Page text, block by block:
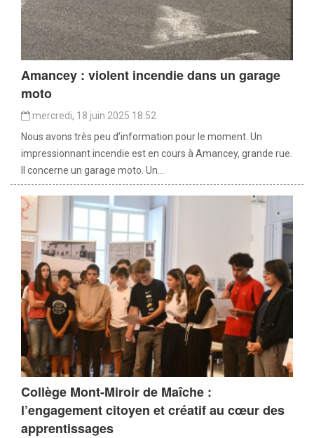
Amancey : violent incendie dans un garage
moto
mercredi, 18 juin 2025 18:52
Nous avons très peu d’information pour le moment. Un
impressionnant incendie est en cours à Amancey, grande rue.
Il concerne un garage moto. Un...
Collège Mont-Miroir de Maîche :
l’engagement citoyen et créatif au cœur des
apprentissages